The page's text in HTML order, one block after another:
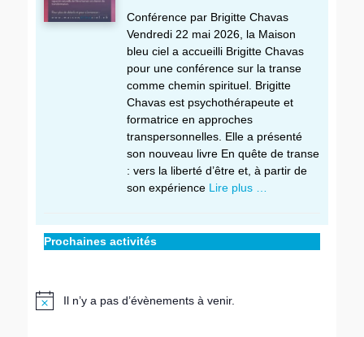
Conférence par Brigitte Chavas
Vendredi 22 mai 2026, la Maison
bleu ciel a accueilli Brigitte Chavas
pour une conférence sur la transe
comme chemin spirituel. Brigitte
Chavas est psychothérapeute et
formatrice en approches
transpersonnelles. Elle a présenté
son nouveau livre En quête de transe
: vers la liberté d’être et, à partir de
son expérience Lire plus …
Prochaines activités
NoticeIl n’y a pas d’évènements à venir.